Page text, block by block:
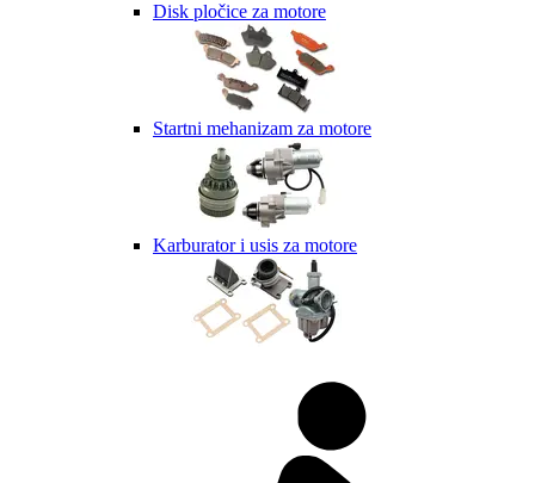
Disk pločice za motore
Startni mehanizam za motore
Karburator i usis za motore